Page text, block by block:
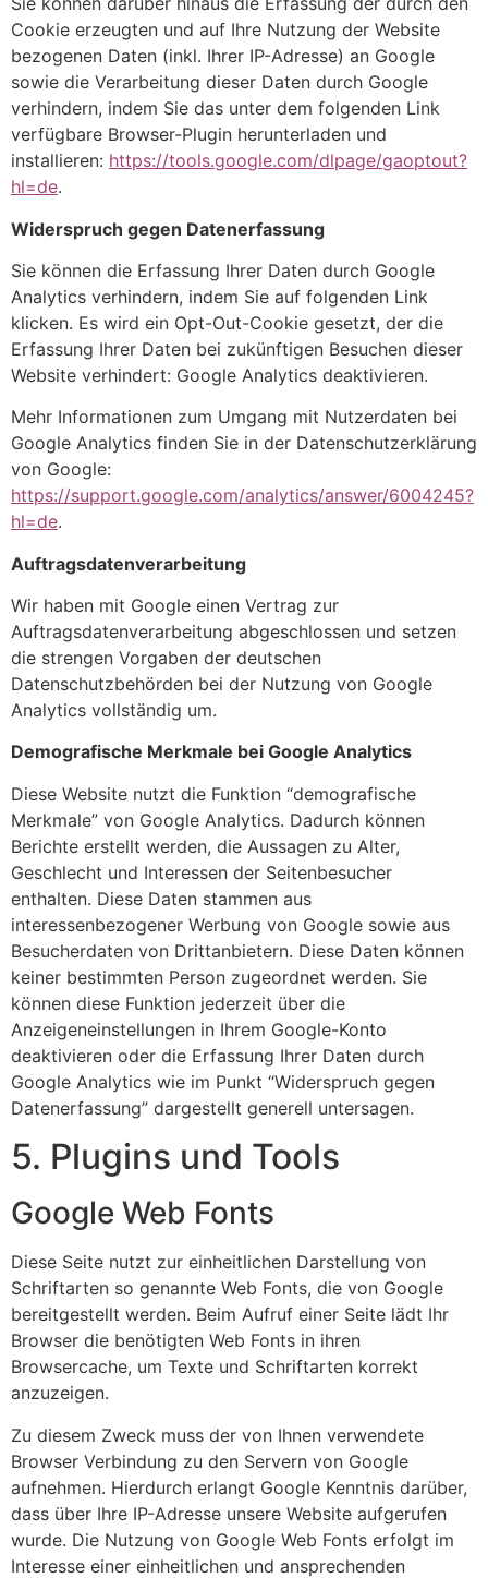
Cookie erzeugten und auf Ihre Nutzung der Website
bezogenen Daten (inkl. Ihrer IP-Adresse) an Google
sowie die Verarbeitung dieser Daten durch Google
verhindern, indem Sie das unter dem folgenden Link
verfügbare Browser-Plugin herunterladen und
installieren: https://tools.google.com/dlpage/gaoptout?
hl=de.
Widerspruch gegen Datenerfassung
Sie können die Erfassung Ihrer Daten durch Google
Analytics verhindern, indem Sie auf folgenden Link
klicken. Es wird ein Opt-Out-Cookie gesetzt, der die
Erfassung Ihrer Daten bei zukünftigen Besuchen dieser
Website verhindert: Google Analytics deaktivieren.
Mehr Informationen zum Umgang mit Nutzerdaten bei
Google Analytics finden Sie in der Datenschutzerklärung
von Google:
https://support.google.com/analytics/answer/6004245?
hl=de.
Auftragsdatenverarbeitung
Wir haben mit Google einen Vertrag zur
Auftragsdatenverarbeitung abgeschlossen und setzen
die strengen Vorgaben der deutschen
Datenschutzbehörden bei der Nutzung von Google
Analytics vollständig um.
Demografische Merkmale bei Google Analytics
Diese Website nutzt die Funktion “demografische
Merkmale” von Google Analytics. Dadurch können
Berichte erstellt werden, die Aussagen zu Alter,
Geschlecht und Interessen der Seitenbesucher
enthalten. Diese Daten stammen aus
interessenbezogener Werbung von Google sowie aus
Besucherdaten von Drittanbietern. Diese Daten können
keiner bestimmten Person zugeordnet werden. Sie
können diese Funktion jederzeit über die
Anzeigeneinstellungen in Ihrem Google-Konto
deaktivieren oder die Erfassung Ihrer Daten durch
Google Analytics wie im Punkt “Widerspruch gegen
Datenerfassung” dargestellt generell untersagen.
5. Plugins und Tools
Google Web Fonts
Diese Seite nutzt zur einheitlichen Darstellung von
Schriftarten so genannte Web Fonts, die von Google
bereitgestellt werden. Beim Aufruf einer Seite lädt Ihr
Browser die benötigten Web Fonts in ihren
Browsercache, um Texte und Schriftarten korrekt
anzuzeigen.
Zu diesem Zweck muss der von Ihnen verwendete
Browser Verbindung zu den Servern von Google
aufnehmen. Hierdurch erlangt Google Kenntnis darüber,
dass über Ihre IP-Adresse unsere Website aufgerufen
wurde. Die Nutzung von Google Web Fonts erfolgt im
Interesse einer einheitlichen und ansprechenden